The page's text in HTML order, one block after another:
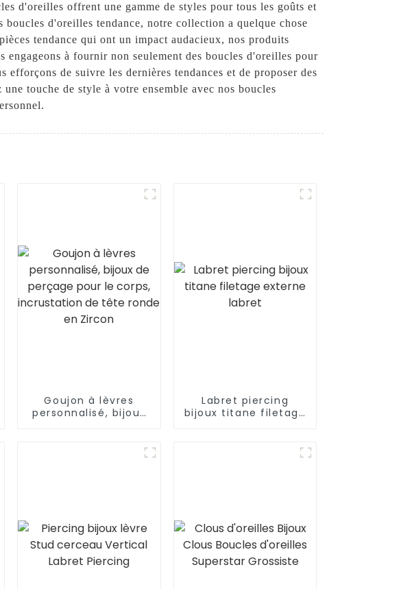
d'oreilles offrent une gamme de styles pour tous les goûts et
boucles d'oreilles tendance, notre collection a quelque chose
tendance qui ont un impact audacieux, nos produits
à fournir non seulement des boucles d'oreilles pour
de suivre les dernières tendances et de proposer des
touche de style à votre ensemble avec nos boucles
Goujon à lèvres
personnalisé, bijoux
Labret piercing
bijoux titane filetage